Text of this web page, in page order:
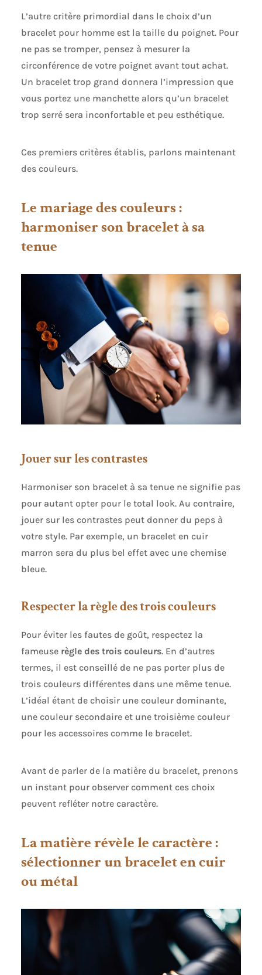
sont disponibles pour ce bracelet en cuir ; ce
Avec le maillon fourni, il peut être rallongé jusqu'à
22,5 cm. La longueur des chansons
idée cadeau : il est livré dans une jolie boîte à
bijoux. La distance sociale nous sépare
spatialement, mais la préoccupation des uns des
autres nous rapproche de nos cœurs. Commandez
ce beau cadeau pour quelqu'un en cette période
spéciale et apportez encouragement et
et un anniversaire de mariage pour homme.
remplacement ou un remboursement complet
fabrication, n'hésitez pas à nous contacter à tout
moment. Notre équipe de support client dédiée
est à vous aider.
L’autre critère primordial dans le choix d’un
bracelet pour homme est la taille du poignet. Pour
ne pas se tromper, pensez à mesurer la
circonférence de votre poignet avant tout achat.
Un bracelet trop grand donnera l’impression que
vous portez une manchette alors qu’un bracelet
trop serré sera inconfortable et peu esthétique.
Ces premiers critères établis, parlons maintenant
des couleurs.
Le mariage des couleurs :
harmoniser son bracelet à sa
tenue
Jouer sur les contrastes
Harmoniser son bracelet à sa tenue ne signifie pas
pour autant opter pour le total look. Au contraire,
jouer sur les contrastes peut donner du peps à
votre style. Par exemple, un bracelet en cuir
marron sera du plus bel effet avec une chemise
bleue.
Respecter la règle des trois couleurs
Pour éviter les fautes de goût, respectez la
fameuse règle des trois couleurs. En d’autres
termes, il est conseillé de ne pas porter plus de
trois couleurs différentes dans une même tenue.
L’idéal étant de choisir une couleur dominante,
une couleur secondaire et une troisième couleur
pour les accessoires comme le bracelet.
Avant de parler de la matière du bracelet, prenons
un instant pour observer comment ces choix
peuvent refléter notre caractère.
La matière révèle le caractère :
sélectionner un bracelet en cuir
ou métal